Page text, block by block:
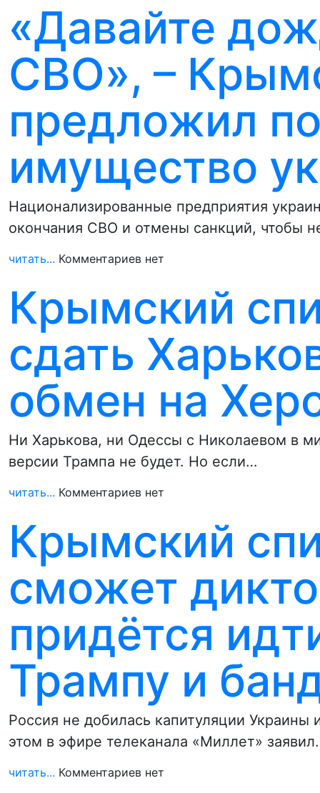
«Давайте
СВО», –
предложил
имущество
Национализированные предприятия
окончания СВО и отмены санкций, чтобы
читать... Комментариев нет
Крымский
сдать
обмен на
Ни Харькова, ни Одессы с Николаевом в
версии Трампа не будет. Но если…
читать... Комментариев нет
Крымский
сможет
придётся
Трампу и
Россия не добилась капитуляции
этом в эфире телеканала «Миллет»
читать... Комментариев нет